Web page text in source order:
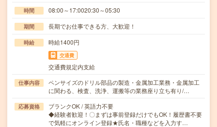
時間 08:00～17:0020:30～05:30
期間 長期でお仕事できる方、大歓迎！
時給 時給1400円
交通費
交通費規定内支給
仕事内容
ペンサイズのドリル部品の製造・金属加工業務・金属加工
に関わる、検査、洗浄、運搬等の業務座り立ち有り/…
応募資格
ブランクOK / 英語力不要
◆経験者歓迎！〇まずは事前登録だけでもOK！履歴書不要
で気軽にオンライン登録★氏名・職種などを入力す…